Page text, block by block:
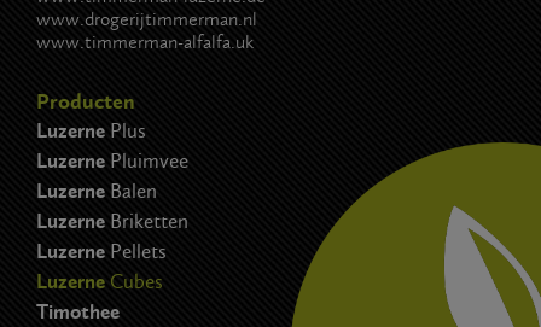
www.drogerijtimmerman.nl
www.timmerman-alfalfa.uk
Producten
Luzerne Plus
Luzerne Pluimvee
Luzerne Balen
Luzerne Briketten
Luzerne Pellets
Luzerne Cubes
Timothee